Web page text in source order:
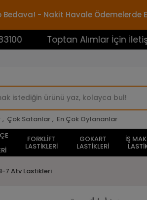
Bedava! - Nakit Havale
Toptan Alımlar İçin İletişime
, Çok Satanlar , En Çok Oylananlar
FORKLİFT
LASTİKLERİ
GOKART
LASTİKLERİ
İŞ
7 Atv Lastikleri